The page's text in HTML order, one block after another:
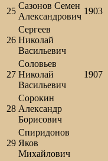
25
Сазонов Семен
Александрович
1903
26
Сергеев
Николай
Васильевич
27
Соловьев
Николай
Васильевич
1907
28
Сорокин
Александр
Борисович
29
Спиридонов
Яков
Михайлович